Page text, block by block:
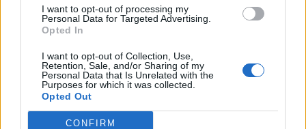
I want to opt-out of processing my
Personal Data for Targeted Advertising.
Opted In
I want to opt-out of Collection, Use,
Retention, Sale, and/or Sharing of my
Personal Data that Is Unrelated with the
Purposes for which it was collected.
Opted Out
CONFIRM
25310-22912
Αρχ. Μουσείο
Γρήγορη Πλοήγηση